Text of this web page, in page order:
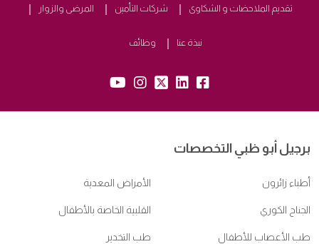
تقديم الملاحضات و الشكاوى شركات التأمين المرضى والزوار
نبذة عنا وظائف
fb:
lk:
tw:
insta:
yb:
برجيل أبو ظبي التخصصات
أطباء زائرون الأمراض المعدية
الجناح الكوري القلبية الخاصة بالأطفال
طب الأعصاب للأطفال طب التخدير